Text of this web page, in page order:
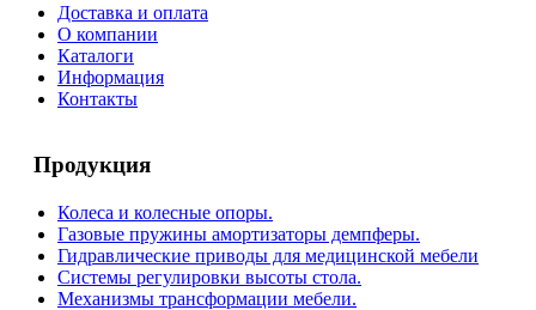
Доставка и оплата
О компании
Каталоги
Информация
Контакты
Продукция
Колеса и колесные опоры.
Газовые пружины амортизаторы демпферы.
Гидравлические приводы для медицинской мебели
Системы регулировки высоты стола.
Механизмы трансформации мебели.